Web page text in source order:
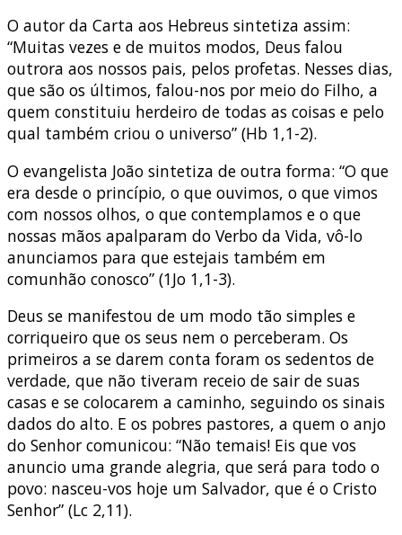
O autor da Carta aos Hebreus sintetiza assim:
“Muitas vezes e de muitos modos, Deus falou
outrora aos nossos pais, pelos profetas. Nesses dias,
que são os últimos, falou-nos por meio do Filho, a
quem constituiu herdeiro de todas as coisas e pelo
qual também criou o universo” (Hb 1,1-2).
O evangelista João sintetiza de outra forma: “O que
era desde o princípio, o que ouvimos, o que vimos
com nossos olhos, o que contemplamos e o que
nossas mãos apalparam do Verbo da Vida, vô-lo
anunciamos para que estejais também em
comunhão conosco” (1Jo 1,1-3).
Deus se manifestou de um modo tão simples e
corriqueiro que os seus nem o perceberam. Os
primeiros a se darem conta foram os sedentos de
verdade, que não tiveram receio de sair de suas
casas e se colocarem a caminho, seguindo os sinais
dados do alto. E os pobres pastores, a quem o anjo
do Senhor comunicou: “Não temais! Eis que vos
anuncio uma grande alegria, que será para todo o
povo: nasceu-vos hoje um Salvador, que é o Cristo
Senhor” (Lc 2,11).